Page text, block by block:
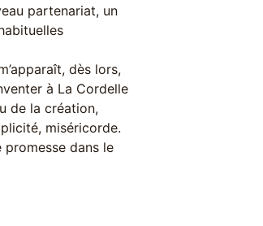
partenariat, un
dès lors,
à La Cordelle
de la création,
miséricorde.
dans le